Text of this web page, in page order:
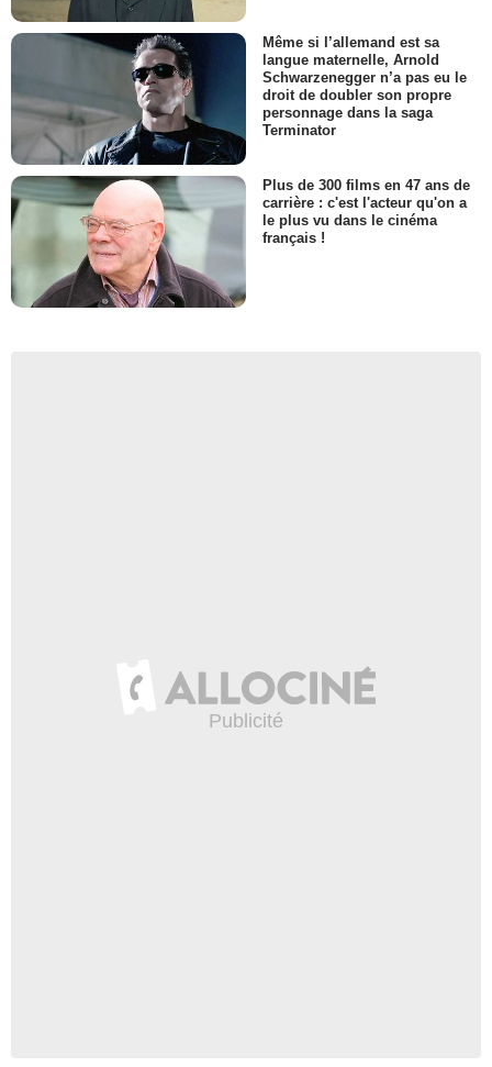
Même si l’allemand est sa
langue maternelle, Arnold
Schwarzenegger n’a pas eu le
droit de doubler son propre
personnage dans la saga
Terminator
Plus de 300 films en 47 ans de
carrière : c'est l'acteur qu'on a
le plus vu dans le cinéma
français !